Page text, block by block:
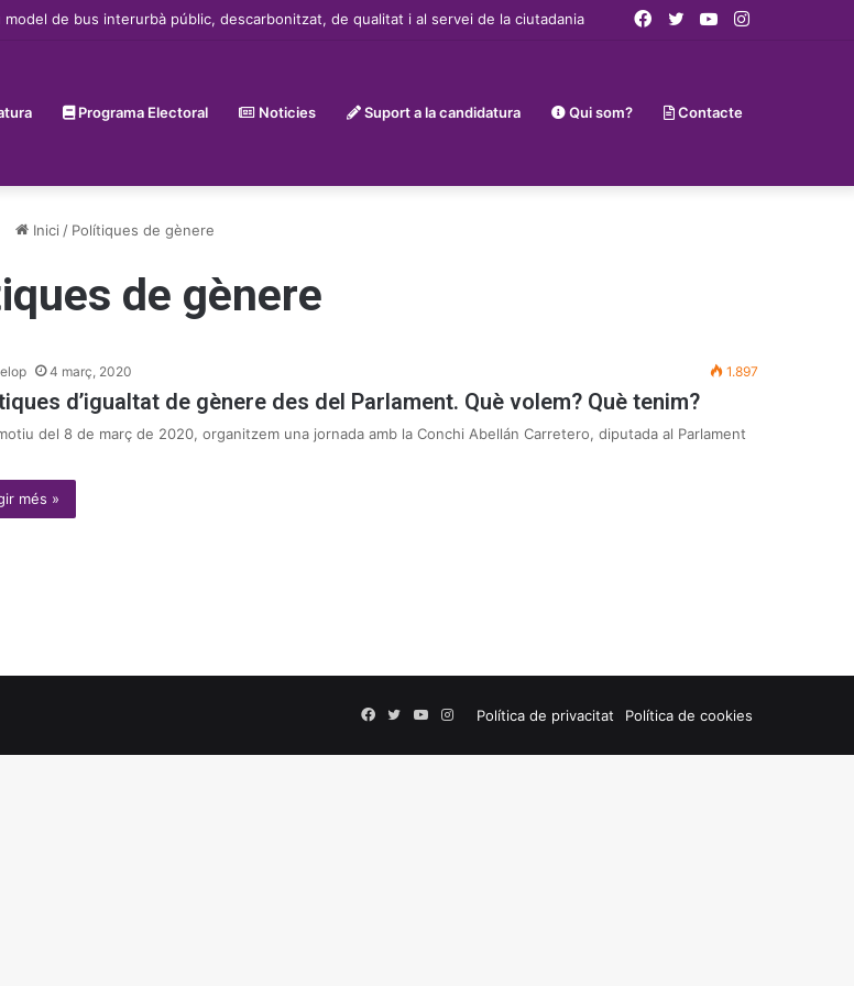
model de bus interurbà públic, descarbonitzat, de qualitat i al servei de la ciutadania Instagram
YouTube
Twitter
Facebook
Programa Electoral Noticies Suport a la candidatura Qui som? Contacte
Inici / Polítiques de gènere
de gènere
4 març, 2020 1.897
d’igualtat de gènere des del Parlament. Què volem? Què tenim?
del 8 de març de 2020, organitzem una jornada amb la Conchi Abellán Carretero, diputada al Parlament
més »
Política de privacitat Política de cookies
Facebook
TwitterYouTube
Instagram